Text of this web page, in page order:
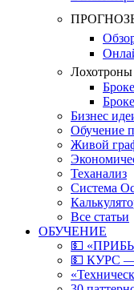
Лохотроны
Бизнес
Обучение
Живой
Теханализ
Система
Все статьи
ОБУЧЕНИЕ
💵
💵 КУРС